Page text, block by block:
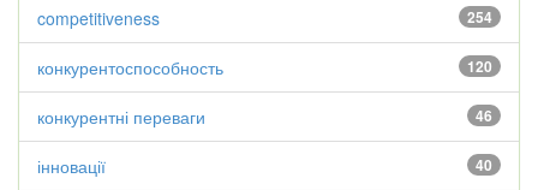
254
competitiveness
120
конкурентоспособность
46
конкурентні переваги
40
інновації